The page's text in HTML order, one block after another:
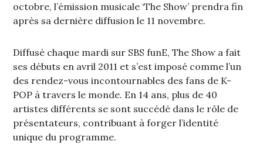
octobre, l’émission musicale ‘The Show’ prendra fin
après sa dernière diffusion le 11 novembre.
Diffusé chaque mardi sur SBS funE, The Show a fait
ses débuts en avril 2011 et s’est imposé comme l’un
des rendez-vous incontournables des fans de K-
POP à travers le monde. En 14 ans, plus de 40
artistes différents se sont succédé dans le rôle de
présentateurs, contribuant à forger l’identité
unique du programme.